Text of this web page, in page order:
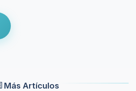
Más Artículos